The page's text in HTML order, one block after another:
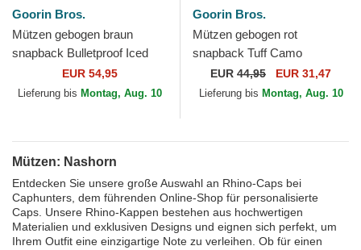
Goorin Bros.
Mützen gebogen braun
snapback Bulletproof Iced
Rhino Jewel Tones The Farm
Goorin Bros.
EUR 54,95
Lieferung bis Montag, Aug. 10
Goorin Bros.
Mützen gebogen rot
snapback Tuff Camo
Desaturated Camo The Farm
Goorin Bros.
EUR 44,95 EUR 31,47
Lieferung bis Montag, Aug. 10
Mützen: Nashorn
Entdecken Sie unsere große Auswahl an Rhino-Caps bei
Caphunters, dem führenden Online-Shop für personalisierte
Caps. Unsere Rhino-Kappen bestehen aus hochwertigen
Materialien und exklusiven Designs und eignen sich perfekt, um
Ihrem Outfit eine einzigartige Note zu verleihen. Ob für einen